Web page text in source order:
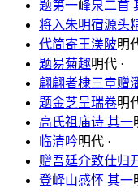
题第一峰泉二首
将入朱明宿源头
代简寄王渼陂明
题易菊趣明代 ·
翩翩者棣三章赠
题金芝呈瑞卷明
高氏祖庙诗 其一
临清吟明代 ·
赠吾廷介致仕归
登峄山感怀 其一